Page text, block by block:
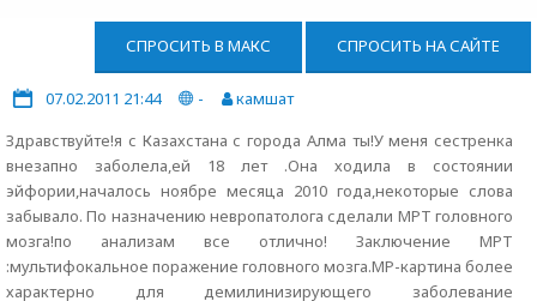
СПРОСИТЬ В МАКС СПРОСИТЬ НА САЙТЕ
07.02.2011 21:44 -
камшат
Здравствуйте!я с Казахстана с города Алма ты!У меня сестренка
внезапно заболела,ей 18 лет .Она ходила в состоянии
эйфории,началось ноябре месяца 2010 года,некоторые слова
забывало. По назначению невропатолога сделали МРТ головного
мозга!по анализам все отлично! Заключение МРТ
:мультифокальное поражение головного мозга.МР-картина более
характерно для демилинизирующего заболевание